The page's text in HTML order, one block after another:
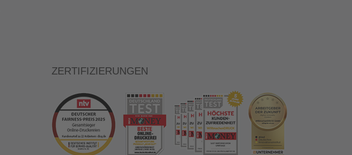
ZERTIFIZIERUNGEN